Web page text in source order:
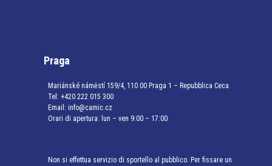
Praga
Mariánské náměstí 159/4, 110 00 Praga 1 – Repubblica Ceca
Tel: +420 222 015 300
Email: info@camic.cz
Orari di apertura: lun – ven 9:00 – 17:00
Non si effettua servizio di sportello al pubblico. Per fissare un